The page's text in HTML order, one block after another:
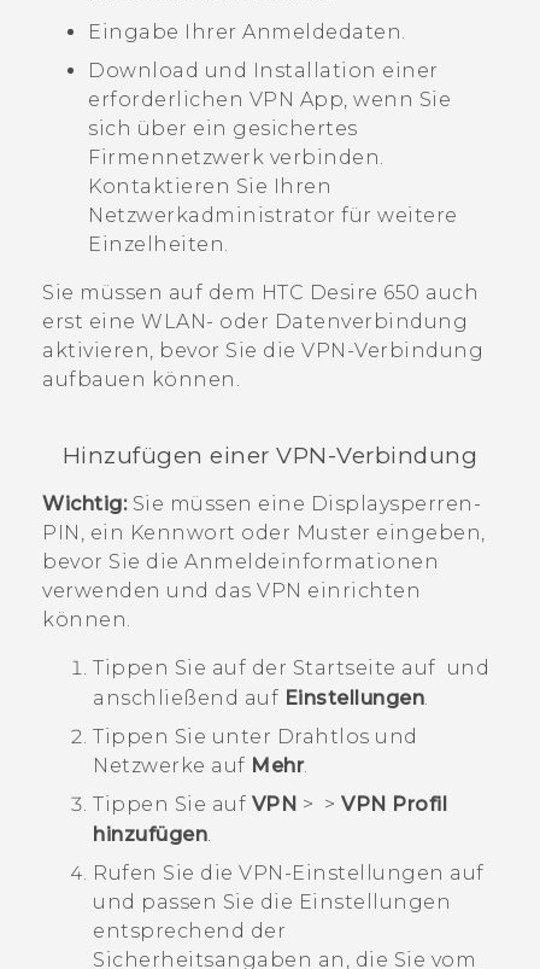
Eingabe Ihrer Anmeldedaten.
Download und Installation einer
erforderlichen VPN App, wenn Sie
sich über ein gesichertes
Firmennetzwerk verbinden.
Kontaktieren Sie Ihren
Netzwerkadministrator für weitere
Einzelheiten.
Sie müssen auf dem HTC Desire 650 auch
erst eine WLAN- oder Datenverbindung
aktivieren, bevor Sie die VPN-Verbindung
aufbauen können.
Hinzufügen einer VPN-Verbindung
Wichtig:Sie müssen eine Displaysperren-
PIN, ein Kennwort oder Muster eingeben,
bevor Sie die Anmeldeinformationen
verwenden und das VPN einrichten
können.
Tippen Sie auf der Startseite auf und
anschließend auf Einstellungen.
Tippen Sie unter Drahtlos und
Netzwerke auf Mehr.
Tippen Sie auf VPN > > VPN Profil
hinzufügen.
Rufen Sie die VPN-Einstellungen auf
und passen Sie die Einstellungen
entsprechend der
Sicherheitsangaben an, die Sie vom